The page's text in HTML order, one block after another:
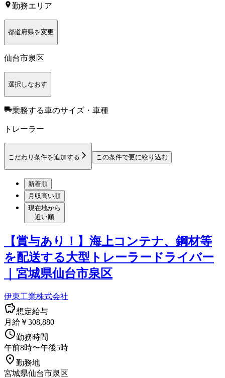
勤務エリア
都道府県を変更
仙台市泉区
選択しなおす
乗務する車のサイズ・車種
トレーラー
こだわり条件を追加する この条件で更に絞り込む
新着順
月収高い順
現在地から
近い順
【賞与あり！】海上コンテナ、鋼材等
を配送する大型トレーラードライバー
｜宮城県仙台市泉区
伊東工業株式会社
想定給与
月給￥308,880
勤務時間
午前8時〜午後5時
勤務地
宮城県仙台市泉区